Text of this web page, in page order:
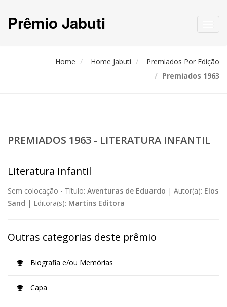
Prêmio Jabuti
Home Home Jabuti
Premiados Por Edição
Premiados 1963
PREMIADOS 1963 - LITERATURA INFANTIL
Literatura Infantil
Sem colocação - Título: Aventuras de Eduardo | Autor(a): Elos
Sand | Editora(s): Martins Editora
Outras categorias deste prêmio
Biografia e/ou Memórias
Capa